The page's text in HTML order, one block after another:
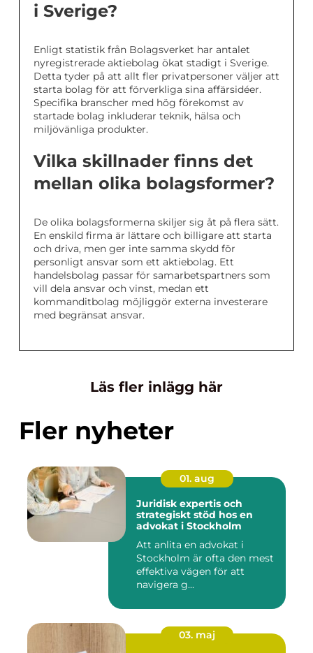
i Sverige?
Enligt statistik från Bolagsverket har antalet
nyregistrerade aktiebolag ökat stadigt i Sverige.
Detta tyder på att allt fler privatpersoner väljer att
starta bolag för att förverkliga sina affärsidéer.
Specifika branscher med hög förekomst av
startade bolag inkluderar teknik, hälsa och
miljövänliga produkter.
Vilka skillnader finns det
mellan olika bolagsformer?
De olika bolagsformerna skiljer sig åt på flera sätt.
En enskild firma är lättare och billigare att starta
och driva, men ger inte samma skydd för
personligt ansvar som ett aktiebolag. Ett
handelsbolag passar för samarbetspartners som
vill dela ansvar och vinst, medan ett
kommanditbolag möjliggör externa investerare
med begränsat ansvar.
Läs fler inlägg här
Fler nyheter
01. aug
Juridisk expertis och
strategiskt stöd hos en
advokat i Stockholm
Att anlita en advokat i
Stockholm är ofta den mest
effektiva vägen för att
navigera g...
03. maj